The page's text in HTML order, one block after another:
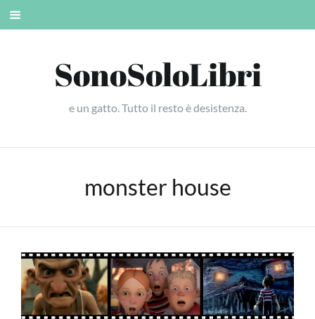
Skip
SonoSoloLibri
e un gatto. Tutto il resto è desistenza.
monster house